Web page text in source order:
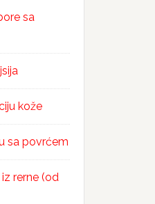
sa
kože
sa povrćem
rerne (od